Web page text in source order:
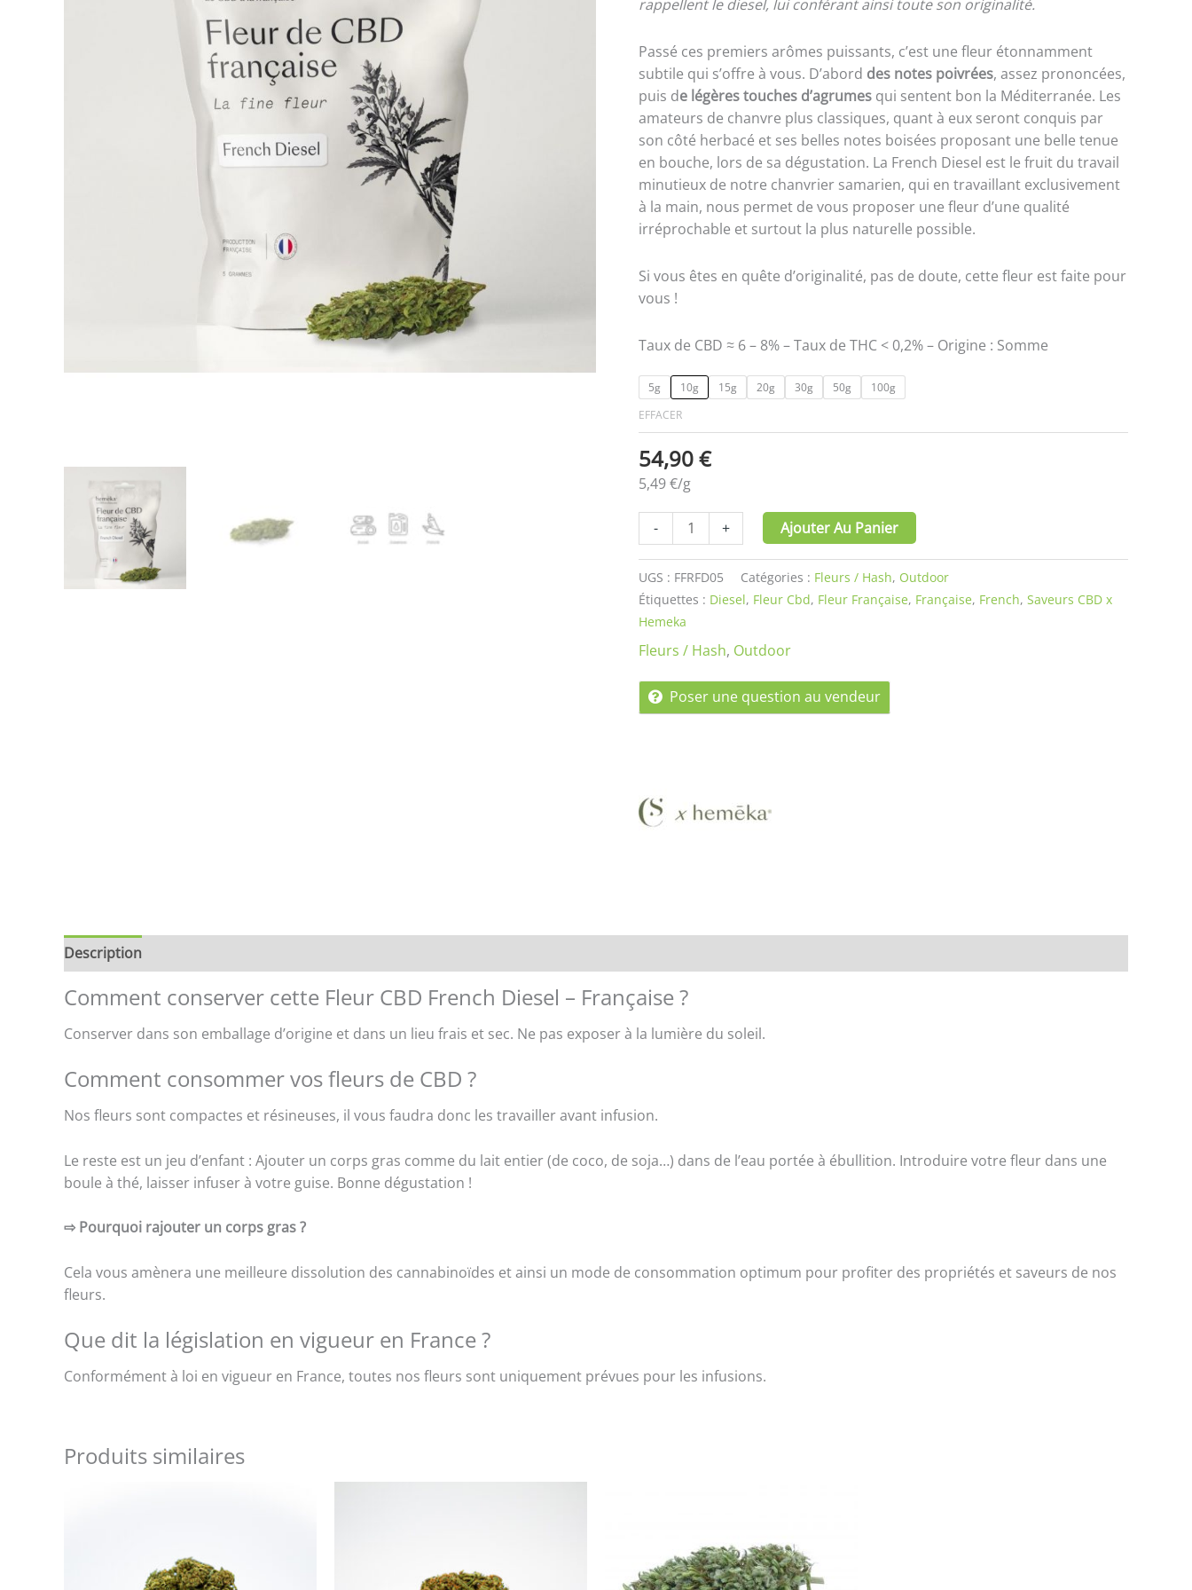
rappellent le diesel, lui conférant ainsi toute son originalité.
Passé ces premiers arômes puissants, c’est une fleur étonnamment
subtile qui s’offre à vous. D’abord des notes poivrées, assez prononcées,
puis de légères touches d’agrumes qui sentent bon la Méditerranée. Les
amateurs de chanvre plus classiques, quant à eux seront conquis par
son côté herbacé et ses belles notes boisées proposant une belle tenue
en bouche, lors de sa dégustation. La French Diesel est le fruit du travail
minutieux de notre chanvrier samarien, qui en travaillant exclusivement
à la main, nous permet de vous proposer une fleur d’une qualité
irréprochable et surtout la plus naturelle possible.
Si vous êtes en quête d’originalité, pas de doute, cette fleur est faite pour
vous !
Taux de CBD ≈ 6 – 8% – Taux de THC < 0,2% – Origine : Somme
5g 10g 15g 20g 30g 50g
100g
EFFACER
54,90€
5,49€/g
- + Ajouter Au Panier
UGS : FFRFD05 Catégories : Fleurs / Hash, Outdoor
Étiquettes : Diesel, Fleur Cbd, Fleur Française, Française, French, Saveurs CBD x
Hemeka
Fleurs / Hash, Outdoor
Poser une question au vendeur
Description
Comment conserver cette Fleur CBD French Diesel – Française ?
Conserver dans son emballage d’origine et dans un lieu frais et sec. Ne pas exposerà la lumière du soleil.
Comment consommer vos fleurs de CBD ?
Nos fleurs sont compactes et résineuses, il vous faudra donc les travailler avant infusion.
Le reste est un jeu d’enfant : Ajouter un corps gras comme du lait entier (de coco, de soja…) dans de l’eau portée à ébullition. Introduire votre fleur dans une
boule à thé, laisser infuser à votre guise. Bonne dégustation !
⇨ Pourquoi rajouter un corps gras ?
Cela vous amènera une meilleure dissolution des cannabinoïdes et ainsi un mode de consommation optimum pour profiter des propriétés et saveurs de nos
fleurs.
Que dit la législation en vigueur en France ?
Conformément à loi en vigueur en France, toutes nos fleurs sont uniquement prévues pour les infusions.
Produits similaires
variations.